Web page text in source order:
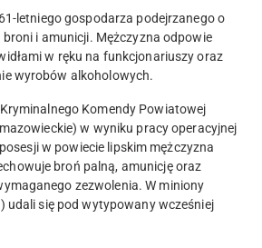
letniego gospodarza podejrzanego o
broni i amunicji. Mężczyzna odpowie
w ręku na funkcjonariuszy oraz
wyrobów alkoholowych.
Komendy Powiatowej
w wyniku pracy operacyjnej
w powiecie lipskim mężczyzna
broń palną, amunicję oraz
zezwolenia. W miniony
udali się pod wytypowany wcześniej